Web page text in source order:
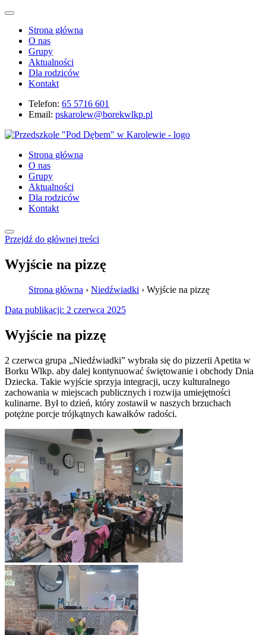
Strona główna
O nas
Grupy
Aktualności
Dla rodziców
Kontakt
Telefon: 65 5716 601
Email: pskarolew@borekwlkp.pl
Strona główna
O nas
Grupy
Aktualności
Dla rodziców
Kontakt
Przejdź do głównej treści
Wyjście na pizzę
Strona główna › Niedźwiadki › Wyjście na pizzę
Data publikacji: 2 czerwca 2025
Wyjście na pizzę
2 czerwca grupa „Niedźwiadki” wybrała się do pizzerii Apetita w
Borku Wlkp. aby dalej kontynuować świętowanie i obchody Dnia
Dziecka. Takie wyjście sprzyja integracji, uczy kulturalnego
zachowania w miejscach publicznych i rozwija umiejętności
kulinarne. Był to dzień, który zostawił w naszych brzuchach
potężne porcje trójkątnych kawałków radości.